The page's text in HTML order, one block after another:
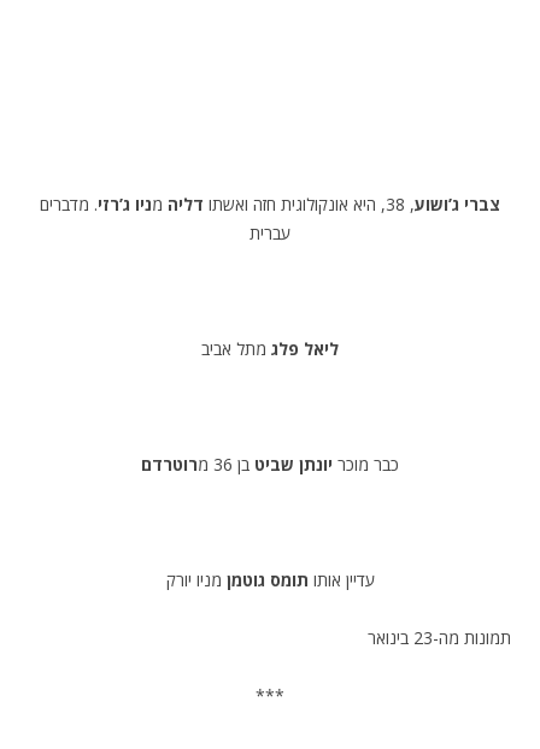
צברי ג’ושוע, 38, היא אונקולוגית חזה ואשתו דליה מניו ג’רזי. מדברים
עברית
ליאל פלג מתל אביב
כבר מוכר יונתן שביט בן 36 מ רוטרדם
עדיין אותו תומס גוטמן מניו יורק
תמונות מה-23 בינואר
***